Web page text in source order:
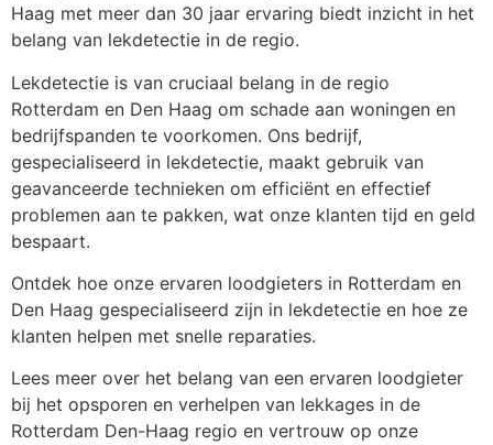
Haag met meer dan 30 jaar ervaring biedt inzicht in het
belang van lekdetectie in de regio.
Lekdetectie is van cruciaal belang in de regio
Rotterdam en Den Haag om schade aan woningen en
bedrijfspanden te voorkomen. Ons bedrijf,
gespecialiseerd in lekdetectie, maakt gebruik van
geavanceerde technieken om efficiënt en effectief
problemen aan te pakken, wat onze klanten tijd en geld
bespaart.
Ontdek hoe onze ervaren loodgieters in Rotterdam en
Den Haag gespecialiseerd zijn in lekdetectie en hoe ze
klanten helpen met snelle reparaties.
Lees meer over het belang van een ervaren loodgieter
bij het opsporen en verhelpen van lekkages in de
Rotterdam Den-Haag regio en vertrouw op onze